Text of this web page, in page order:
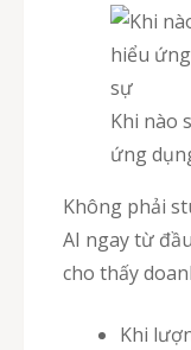
Khi nào
ứng
Không phải
AI ngay từ
cho thấy
Khi